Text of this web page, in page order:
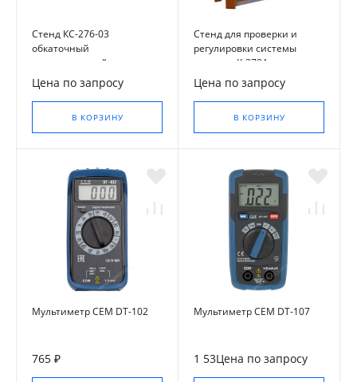
Стенд КС-276-03
обкаточный
универсальный для
обкатки двигателей
Цена по запросу
В КОРЗИНУ
Стенд для проверки и
регулировки системы
питания К-278А
Цена по запросу
В КОРЗИНУ
Мультиметр CEM DT-102
765 ₽
Мультиметр CEM DT-107
1 53Цена по запросу